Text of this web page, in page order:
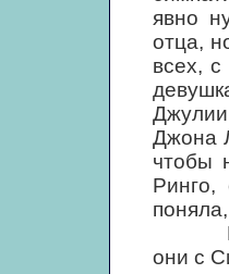
явно
отца,
всех,
Джона
чтобы
В
они с